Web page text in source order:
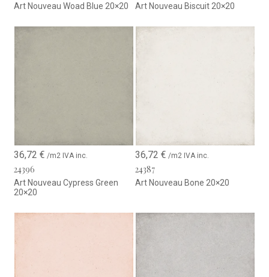
Art Nouveau Woad Blue 20×20 Art Nouveau Biscuit 20×20
36,72€ /m2 IVA inc.
24396
Art Nouveau Cypress Green
20×20
36,72 € /m2 IVA inc.
24387
Art Nouveau Bone 20×20